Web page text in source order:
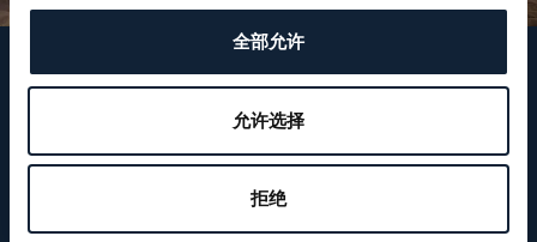
全部允许
允许选择
拒绝
關注我們
WeChat ID
Breguet_China